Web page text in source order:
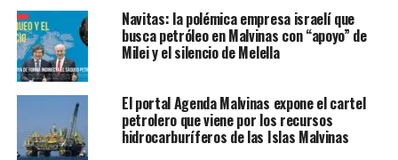
Navitas: la polémica empresa israelí que
busca petróleo en Malvinas con “apoyo” de
Milei y el silencio de Melella
El portal Agenda Malvinas expone el cartel
petrolero que viene por los recursos
hidrocarburíferos de las Islas Malvinas